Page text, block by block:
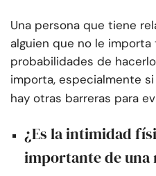
Una persona que tiene
alguien que no le importa
probabilidades de
importa, especialmente
hay otras barreras para
¿Es la intimidad
importante de una